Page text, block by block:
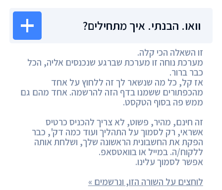
וואו. הבנתי. איך מתחילים?
זו השאלה הכי קלה.
מערכת נוחה זו מערכת שברגע שנכנסים אליה, הכל
כבר ברור.
אז קל, כל מה שנשאר לך זה ללחוץ על אחד
מהכפתורים ששמנו בדף הזה להרשמה. אחד מהם גם
ממש פה בסוף הטקסט.
זה חינם, מהיר, פשוט, לא צריך להכניס כרטיס
אשראי, רק לסמוך על התהליך ועוד כמה דק', כבר
הפקת את החשבונית הראשונה שלך, ושלחת אותה
ללקוח/ה. במייל או בוואטסאפ.
אפשר לסמוך עלינו.
לוחצים על השורה הזו, ונרשמים »